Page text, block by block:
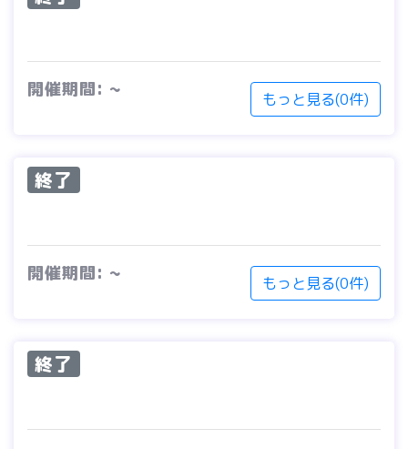
開催期間: ~ もっと見る(0件)
終了
開催期間: ~ もっと見る(0件)
終了